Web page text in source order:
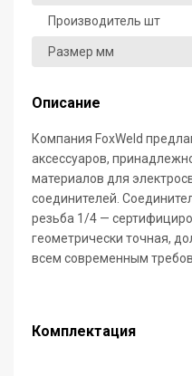
Производитель шт
Размер мм
Описание
Компания FoxWeld
аксессуаров,
материалов для
соединителей.
резьба 1/4 —
геометрически точная,
всем современным
Комплектация